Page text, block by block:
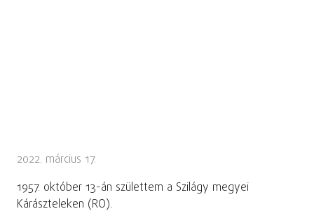
2022. március 17.
1957. október 13-án születtem a Szilágy megyei
Kárászteleken (RO).